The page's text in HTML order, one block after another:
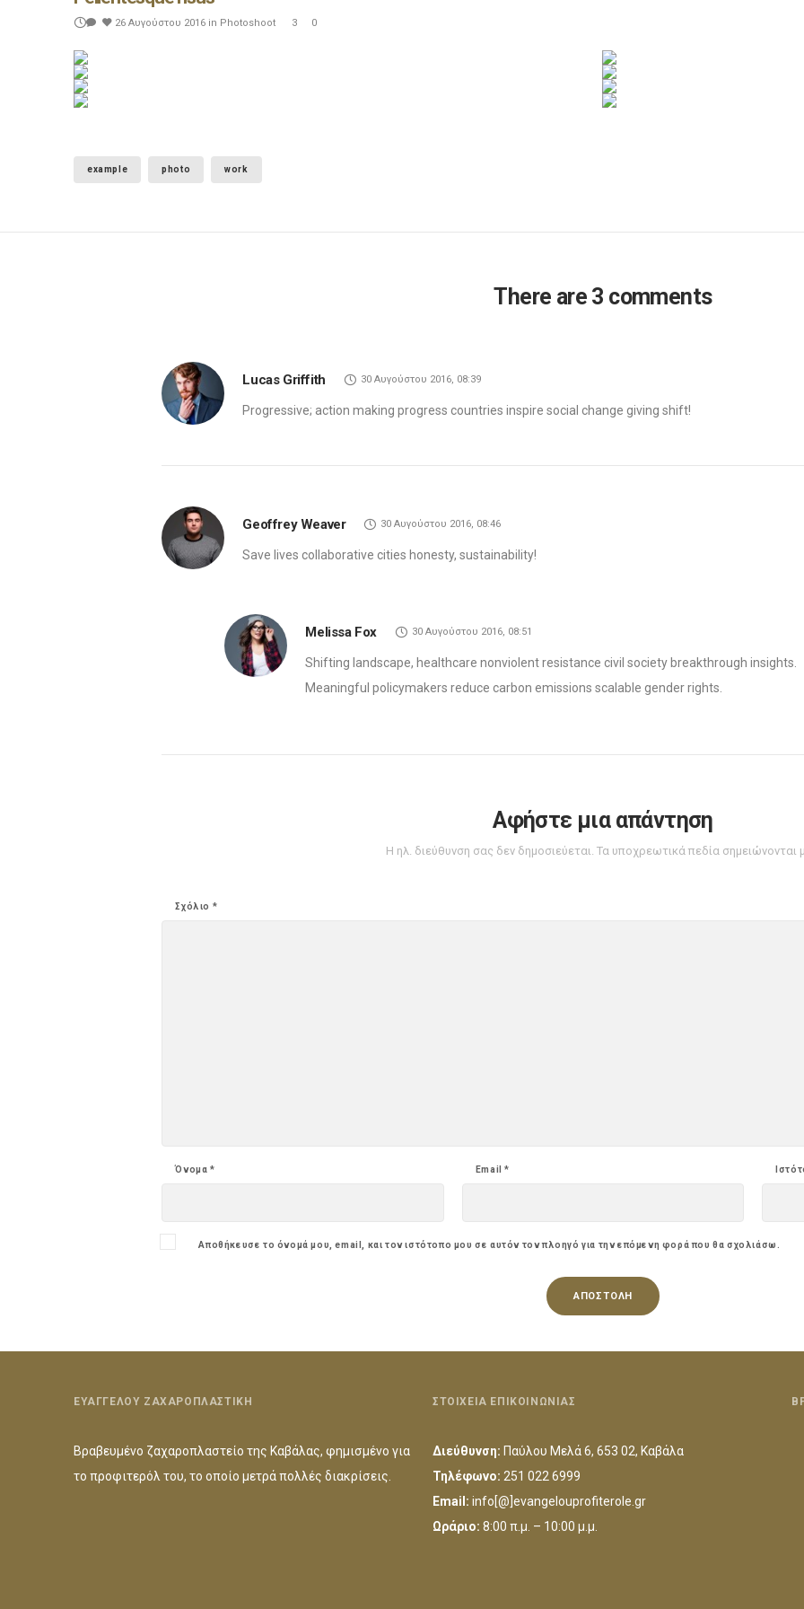
26 Αυγούστου 2016 in Photoshoot 3 0
example photo work
There are 3 comments
Lucas Griffith 30 Αυγούστου 2016, 08:39
Progressive; action making progress countries inspire social change giving shift!
Geoffrey Weaver 30 Αυγούστου 2016, 08:46
Save lives collaborative cities honesty, sustainability!
Melissa Fox 30 Αυγούστου 2016, 08:51
Shifting landscape, healthcare nonviolent resistance civil society breakthrough insights.
Meaningful policymakers reduce carbon emissions scalable gender rights.
Αφήστε μια απάντηση
Η ηλ. διεύθυνση σας δεν δημοσιεύεται. Τα υποχρεωτικά πεδία σημειώνονται
Σχόλιο *
Όνομα * Email*
Αποθήκευσε το όνομά μου, email, και τον ιστότοπο μου σε αυτόν τον πλοηγό για την επόμενη φορά που θα σχολιάσω.
ΕΥΑΓΓΕΛΟΥ ΖΑΧΑΡΟΠΛΑΣΤΙΚΗ
Βραβευμένο ζαχαροπλαστείο της Καβάλας, φημισμένο για
το προφιτερόλ του, το οποίο μετρά πολλές διακρίσεις.
ΣΤΟΙΧΕΙΑ ΕΠΙΚΟΙΝΩΝΙΑΣ
Διεύθυνση: Παύλου Μελά 6, 653 02, Καβάλα
Τηλέφωνο: 251 022 6999
Email: info[@]evangelouprofiterole.gr
Ωράριο: 8:00 π.μ. – 10:00 μ.μ.